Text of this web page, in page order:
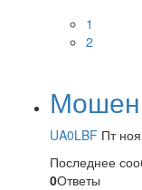
1
2
UA0LBF Пт
Последнее
0Ответы